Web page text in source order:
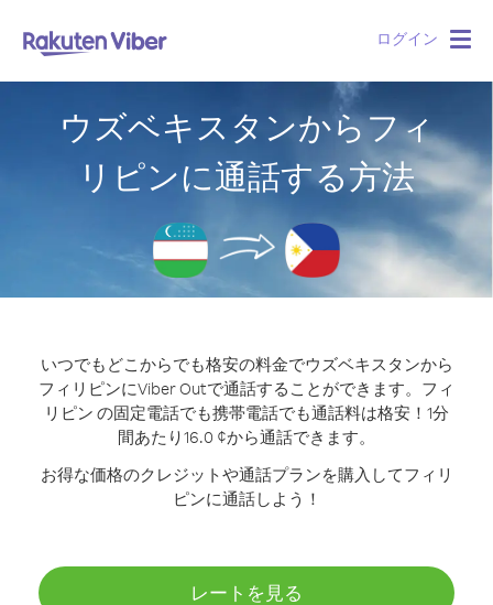
ログイン
ウズベキスタンからフィ
リピンに通話する方法
いつでもどこからでも格安の料金でウズベキスタンから
フィリピンにViber Outで通話することができます。 フィ
リピン の固定電話でも携帯電話でも通話料は格安！1分
間あたり16.0 ¢から通話できます。
お得な価格のクレジットや通話プランを購入してフィリ
ピンに通話しよう！
レートを見る